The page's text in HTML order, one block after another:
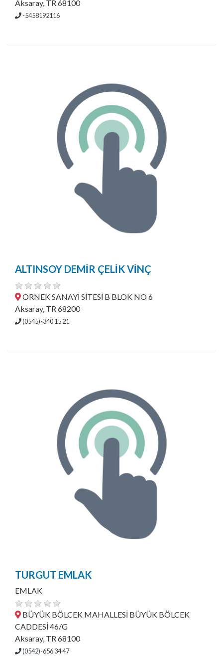
Aksaray, TR 68100
-5458192116
ALTINSOY DEMİR ÇELİK VİNÇ
ORNEK SANAYİ SİTESİ B BLOK NO 6
Aksaray, TR 68200
(0545)-340 15 21
TURGUT EMLAK
EMLAK
BÜYÜK BÖLCEK MAHALLESİ BÜYÜK BÖLCEK
CADDESİ 46/G
Aksaray, TR 68100
(0542)-656 34 47